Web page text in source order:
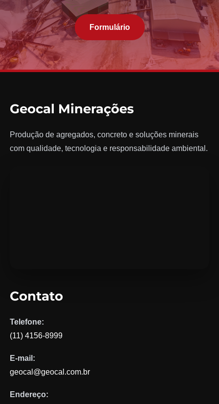
Formulário
Geocal Minerações
Produção de agregados, concreto e soluções minerais
com qualidade, tecnologia e responsabilidade ambiental.
Contato
Telefone:
(11) 4156-8999
E-mail:
geocal@geocal.com.br
Endereço: